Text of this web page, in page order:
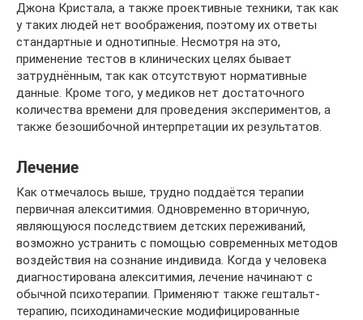
Джона Кристала, а также проективные техники, так как
у таких людей нет воображения, поэтому их ответы
стандартные и однотипные. Несмотря на это,
применение тестов в клинических целях бывает
затруднённым, так как отсутствуют нормативные
данные. Кроме того, у медиков нет достаточного
количества времени для проведения экспериментов, а
также безошибочной интерпретации их результатов.
Лечение
Как отмечалось выше, трудно поддаётся терапии
первичная алекситимия. Одновременно вторичную,
являющуюся последствием детских переживаний,
возможно устранить с помощью современных методов
воздействия на сознание индивида. Когда у человека
диагностирована алекситимия, лечение начинают с
обычной психотерапии. Применяют также гештальт-
терапию, психодинамические модифицированные